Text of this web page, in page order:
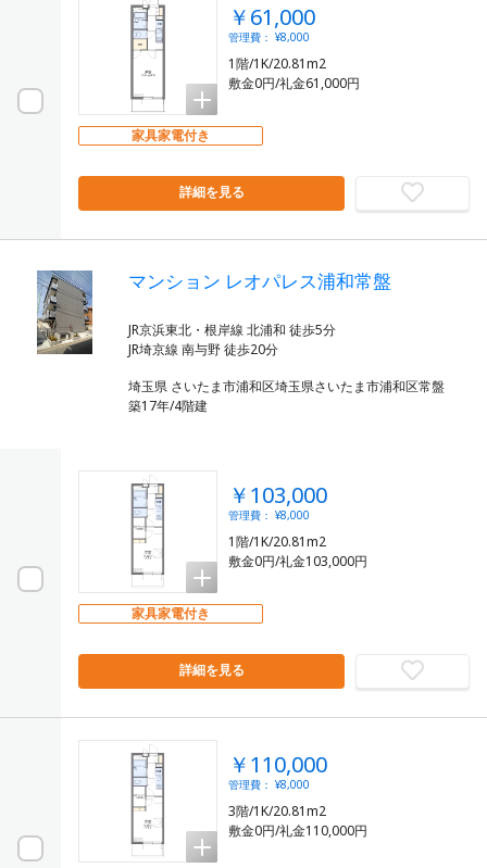
￥61,000
管理費： ¥8,000
1階/1K/20.81m2
敷金0円/礼金61,000円
家具家電付き
詳細を見る
マンション レオパレス浦和常盤
JR京浜東北・根岸線 北浦和 徒歩5分
埼玉県 さいたま市浦和区埼玉県さいたま市浦和区常盤
築17年/4階建
￥103,000
管理費： ¥8,000
1階/1K/20.81m2
敷金0円/礼金103,000円
家具家電付き
詳細を見る
￥110,000
管理費： ¥8,000
3階/1K/20.81m2
敷金0円/礼金110,000円